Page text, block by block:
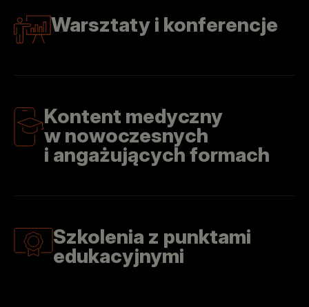
Warsztaty i konferencje
Kontent medyczny
w nowoczesnych
i angażujących formach
Szkolenia z punktami
edukacyjnymi